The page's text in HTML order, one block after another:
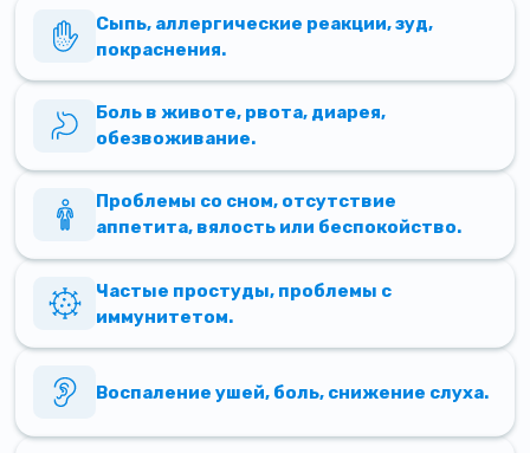
Сыпь, аллергические реакции, зуд,
покраснения.
Боль в животе, рвота, диарея,
обезвоживание.
Проблемы со сном, отсутствие
аппетита, вялость или беспокойство.
Частые простуды, проблемы с
иммунитетом.
Воспаление ушей, боль, снижение слуха.